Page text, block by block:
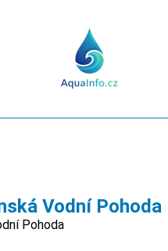
Vodní Pohoda
Pohoda